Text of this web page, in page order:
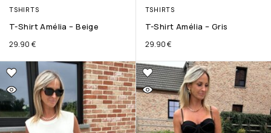
TSHIRTS
T-Shirt Amélia – Beige
29.90 €
TSHIRTS
T-Shirt Amélia – Gris
29.90€